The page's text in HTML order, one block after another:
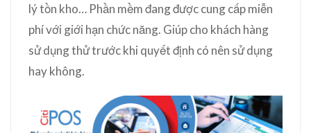
lý tồn kho… Phần mềm đang được cung cấp miễn
phí với giới hạn chức năng. Giúp cho khách hàng
sử dụng thử trước khi quyết định có nên sử dụng
hay không.